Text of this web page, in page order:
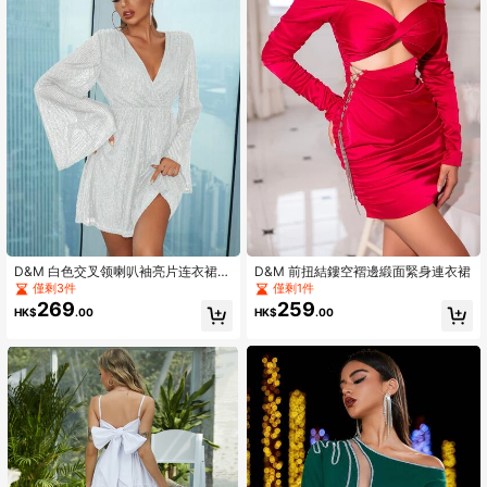
D&M 白色交叉领喇叭袖亮片连衣裙，
适合春季派对，优雅迷人
僅剩3件
HK$269.00
D&M 前扭結鏤空褶邊緞面緊身連衣裙
僅剩1件
HK$259.00